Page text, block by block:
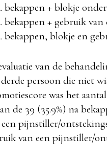
bekappen + blokje
bekappen + gebruik
bekappen, blokje en
van de
persoon die niet
was het
de 39 (35.9%) na
pijnstiller/
van een pijnstiller/